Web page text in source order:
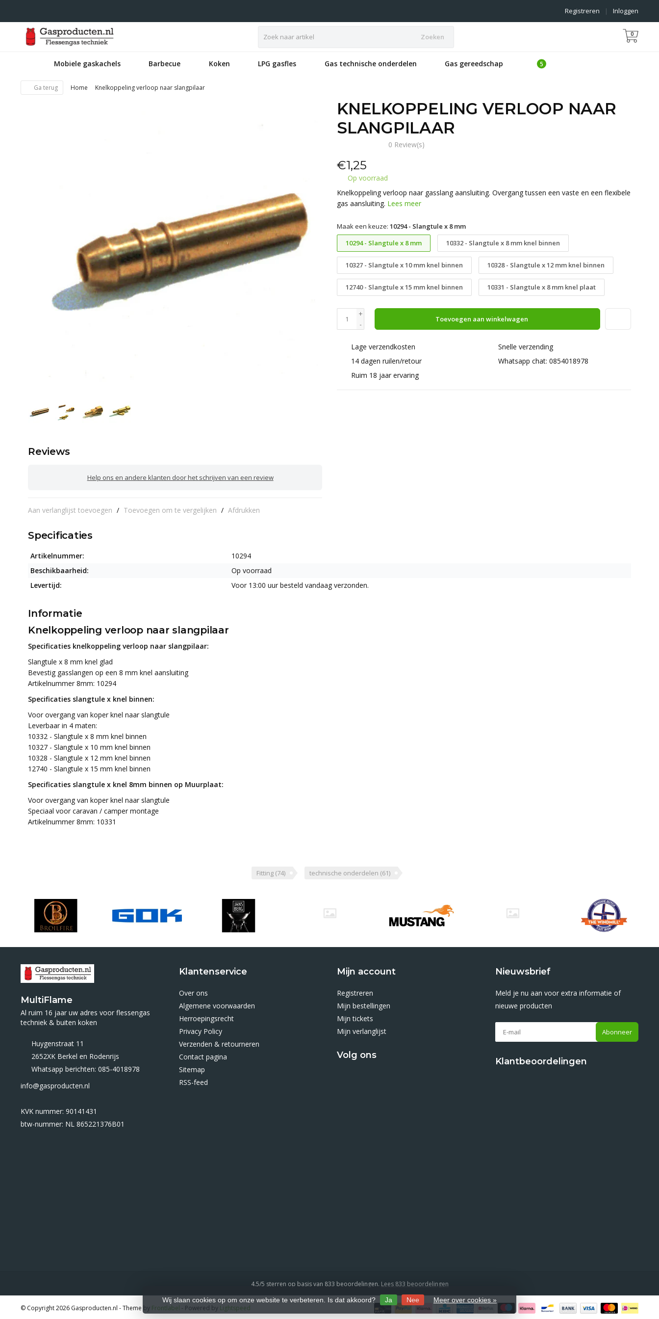
Inloggen
|
Registreren
Zoeken 0
Mobiele gaskachels Barbecue Koken LPG gasfles Gas technische onderdelen Gas gereedschap
Ga terug Home Knelkoppeling verloop naar slangpilaar
Reviews
Help ons en andere klanten door het schrijven van een review
Aan verlanglijst toevoegen / Toevoegen om te vergelijken / Afdrukken
KNELKOPPELING VERLOOP NAAR
SLANGPILAAR
0 Review(s)
€1,25
Op voorraad
Knelkoppeling verloop naar gasslang aansluiting. Overgang tussen een vaste en een flexibele
gas aansluiting. Lees meer
Maak een keuze: 10294 - Slangtule x 8 mm
10294 - Slangtule x 8 mm
10332 - Slangtule x 8 mm knel binnen
10327 - Slangtule x 10 mm knel binnen 10328 - Slangtule x 12 mm knel binnen
12740 - Slangtule x 15 mm knel binnen 10331 - Slangtule x 8 mm knel plaat
+
-
Toevoegen aan winkelwagen
Lage verzendkosten
Snelle verzending
14 dagen ruilen/retour
Whatsapp chat: 0854018978
Ruim 18 jaar ervaring
Specificaties
Artikelnummer:
10294
Beschikbaarheid:
Op voorraad
Levertijd:
Voor 13:00 uur besteld vandaag verzonden.
Informatie
Knelkoppeling verloop naar slangpilaar
Specificaties knelkoppeling verloop naar slangpilaar:
Slangtule x 8 mm knel glad
Bevestig gasslangen op een 8 mm knel aansluiting
Artikelnummer 8mm: 10294
Specificaties slangtule x knel binnen:
Voor overgang van koper knel naar slangtule
Leverbaar in 4 maten:
10332 - Slangtule x 8 mm knel binnen
10327 - Slangtule x 10 mm knel binnen
10328 - Slangtule x 12 mm knel binnen
12740 - Slangtule x 15 mm knel binnen
Specificaties slangtule x knel 8mm binnen op Muurplaat:
Voor overgang van koper knel naar slangtule
Speciaal voor caravan / camper montage
Artikelnummer 8mm: 10331
Fitting (74) technische onderdelen (61)
MultiFlame
Al ruim 16 jaar uw adres voor flessengas
techniek & buiten koken
Huygenstraat 11
2652XK Berkel en Rodenrijs
Whatsapp berichten: 085-4018978
info@gasproducten.nl
KVK nummer: 90141431
btw-nummer: NL 865221376B01
Klantenservice
Over ons
Algemene voorwaarden
Herroepingsrecht
Privacy Policy
Verzenden & retourneren
Contact pagina
Sitemap
RSS-feed
Mijn account
Registreren
Mijn bestellingen
Mijn tickets
Mijn verlanglijst
Volg ons
Nieuwsbrief
Meld je nu aan voor extra informatie of
nieuwe producten
Abonneer
Klantbeoordelingen
4.5/5 sterren op basis van 833 beoordelingen. Lees 833 beoordelingen
Wij slaan cookies op om onze website te verbeteren. Is dat akkoord? Ja Nee Meer over cookies »
© Copyright 2026 Gasproducten.nl - Theme by Frontlabel - Powered by Lightspeed